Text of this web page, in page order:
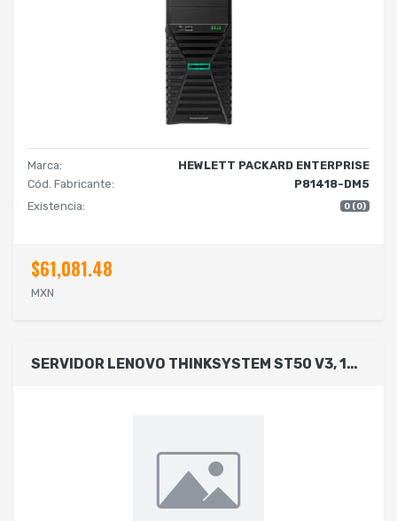
Marca:
HEWLETT PACKARD ENTERPRISE
Cód. Fabricante:
P81418-DM5
Existencia:
0 (0)
$61,081.48
MXN
SERVIDOR LENOVO THINKSYSTEM ST50 V3, 1XINTEL XEON 6325P 4C 3.5GHZ 55W, 1X16GB 1RX8, 1X2TB 3.5 7200, SIN S.O. POWER S. 300W , 1X300W, NBD (NEXT BUSINESS DAY)